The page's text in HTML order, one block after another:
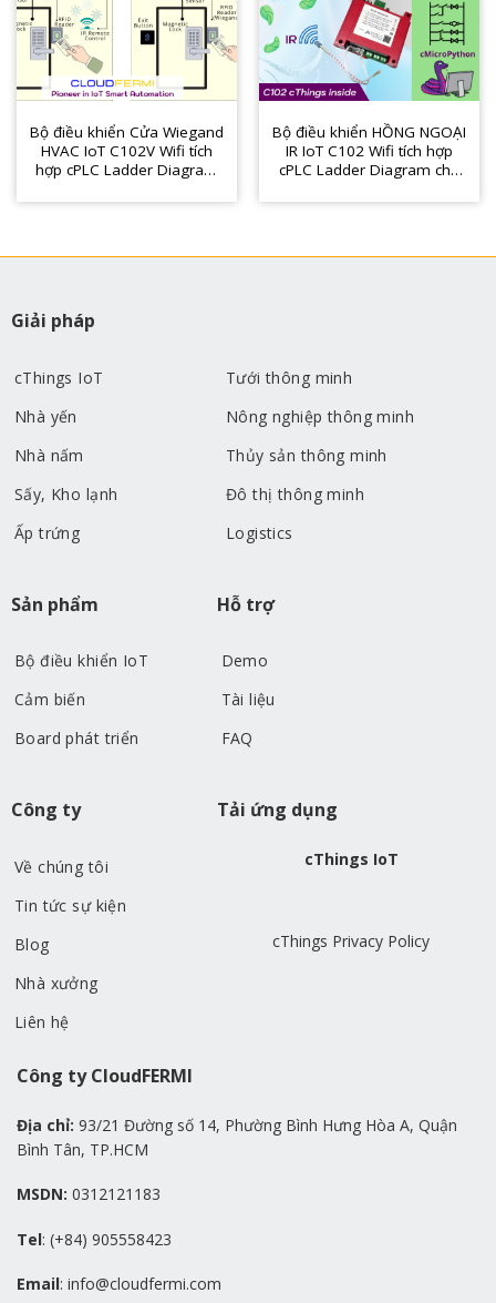
Bộ điều khiển Cửa Wiegand
HVAC IoT C102V Wifi tích
hợp cPLC Ladder Diagram
y tế,…
Bộ điều khiển HỒNG NGOẠI
IR IoT C102 Wifi tích hợp
cPLC Ladder Diagram cho
nhà thông minh, y tế
Giải pháp
cThings IoT
Nhà yến
Nhà nấm
Sấy, Kho lạnh
Ấp trứng
Tưới thông minh
Nông nghiệp thông minh
Thủy sản thông minh
Đô thị thông minh
Logistics
Sản phẩm
Bộ điều khiển IoT
Cảm biến
Board phát triển
Hỗ trợ
Demo
Tài liệu
FAQ
Công ty
Về chúng tôi
Tin tức sự kiện
Blog
Nhà xưởng
Liên hệ
Tải ứng dụng
cThings IoT
cThings Privacy Policy
Công ty CloudFERMI
Địa chỉ: 93/21 Đường số 14, Phường Bình Hưng Hòa A, Quận
Bình Tân, TP.HCM
MSDN: 0312121183
Tel: (+84) 905558423
Email: info@cloudfermi.com